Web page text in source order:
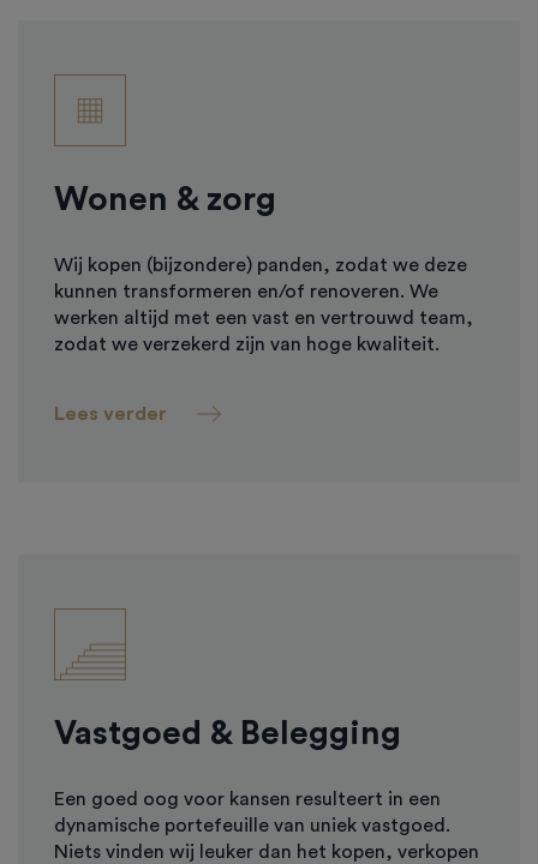
Wonen & zorg
Wij kopen (bijzondere) panden, zodat we deze
kunnen transformeren en/of renoveren. We
werken altijd met een vast en vertrouwd team,
zodat we verzekerd zijn van hoge kwaliteit.
Lees verder
Vastgoed & Belegging
Een goed oog voor kansen resulteert in een
dynamische portefeuille van uniek vastgoed.
Niets vinden wij leuker dan het kopen, verkopen